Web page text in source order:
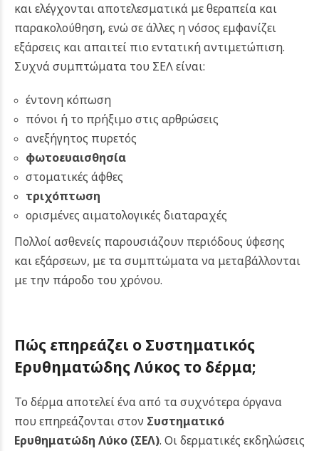
και ελέγχονται αποτελεσματικά με θεραπεία και
παρακολούθηση, ενώ σε άλλες η νόσος εμφανίζει
εξάρσεις και απαιτεί πιο εντατική αντιμετώπιση.
Συχνά συμπτώματα του ΣΕΛ είναι:
έντονη κόπωση
πόνοι ή το πρήξιμο στις αρθρώσεις
ανεξήγητος πυρετός
φωτοευαισθησία
στοματικές άφθες
τριχόπτωση
ορισμένες αιματολογικές διαταραχές
Πολλοί ασθενείς παρουσιάζουν περιόδους ύφεσης
και εξάρσεων, με τα συμπτώματα να μεταβάλλονται
με την πάροδο του χρόνου.
Πώς επηρεάζει ο Συστηματικός
Ερυθηματώδης Λύκος το δέρμα;
Το δέρμα αποτελεί ένα από τα συχνότερα όργανα
που επηρεάζονται στον Συστηματικό
Ερυθηματώδη Λύκο (ΣΕΛ). Οι δερματικές εκδηλώσεις